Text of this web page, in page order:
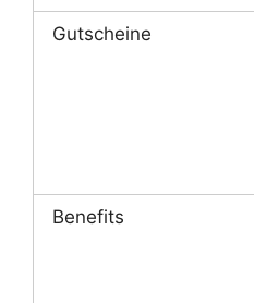
Gutscheine
Benefits